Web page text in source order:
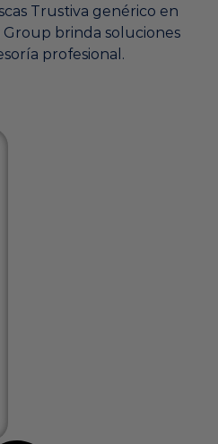
Trustiva genérico en
Group brinda soluciones
profesional.